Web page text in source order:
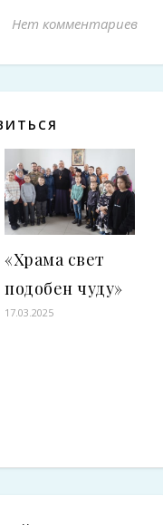
Нет комментариев
«Храма свет
подобен чуду»
17.03.2025